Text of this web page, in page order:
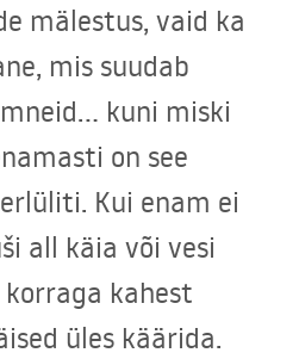
mälestus, vaid ka
mis suudab
kuni miski
on see
Kui enam ei
all käia või vesi
kahest
üles käärida.